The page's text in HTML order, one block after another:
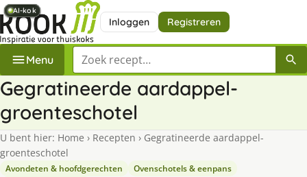
Inloggen Registreren
Menu Zoek een recept
Gegratineerde aardappel-
groenteschotel
U bent hier: Home › Recepten › Gegratineerde aardappel-
groenteschotel
Avondeten & hoofdgerechten
Ovenschotels & eenpans
AI-kok
AI-kok
AI-kok
AI-kok
AI-kok
AI-kok
AI-kok